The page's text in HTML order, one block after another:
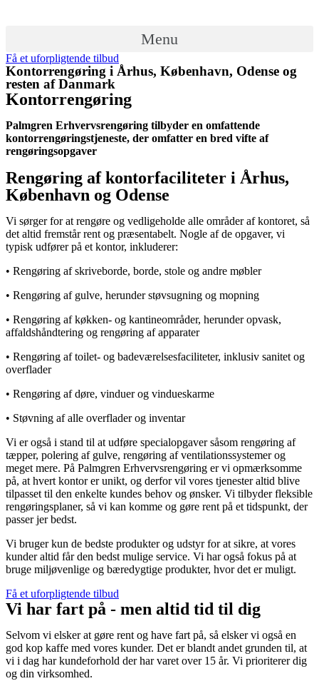
Menu
Få et uforpligtende tilbud
Kontorrengøring i Århus, København, Odense og
resten af Danmark
Kontorrengøring
Palmgren Erhvervsrengøring tilbyder en omfattende
kontorrengøringstjeneste, der omfatter en bred vifte af
rengøringsopgaver
Rengøring af kontorfaciliteter i Århus,
København og Odense
Vi sørger for at rengøre og vedligeholde alle områder af kontoret, så
det altid fremstår rent og præsentabelt. Nogle af de opgaver, vi
typisk udfører på et kontor, inkluderer:
• Rengøring af skriveborde, borde, stole og andre møbler
• Rengøring af gulve, herunder støvsugning og mopning
• Rengøring af køkken- og kantineområder, herunder opvask,
affaldshåndtering og rengøring af apparater
• Rengøring af toilet- og badeværelsesfaciliteter, inklusiv sanitet og
overflader
• Rengøring af døre, vinduer og vindueskarme
• Støvning af alle overflader og inventar
Vi er også i stand til at udføre specialopgaver såsom rengøring af
tæpper, polering af gulve, rengøring af ventilationssystemer og
meget mere. På Palmgren Erhvervsrengøring er vi opmærksomme
på, at hvert kontor er unikt, og derfor vil vores tjenester altid blive
tilpasset til den enkelte kundes behov og ønsker. Vi tilbyder fleksible
rengøringsplaner, så vi kan komme og gøre rent på et tidspunkt, der
passer jer bedst.
Vi bruger kun de bedste produkter og udstyr for at sikre, at vores
kunder altid får den bedst mulige service. Vi har også fokus på at
bruge miljøvenlige og bæredygtige produkter, hvor det er muligt.
Få et uforpligtende tilbud
Vi har fart på - men altid tid til dig
Selvom vi elsker at gøre rent og have fart på, så elsker vi også en
god kop kaffe med vores kunder. Det er blandt andet grunden til, at
vi i dag har kundeforhold der har varet over 15 år. Vi prioriterer dig
og din virksomhed.